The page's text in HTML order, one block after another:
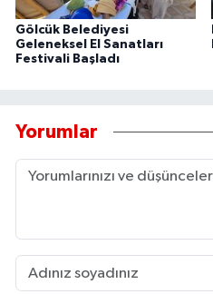
Gölcük Belediyesi
Geleneksel El Sanatları
Festivali Başladı
Yorumlar